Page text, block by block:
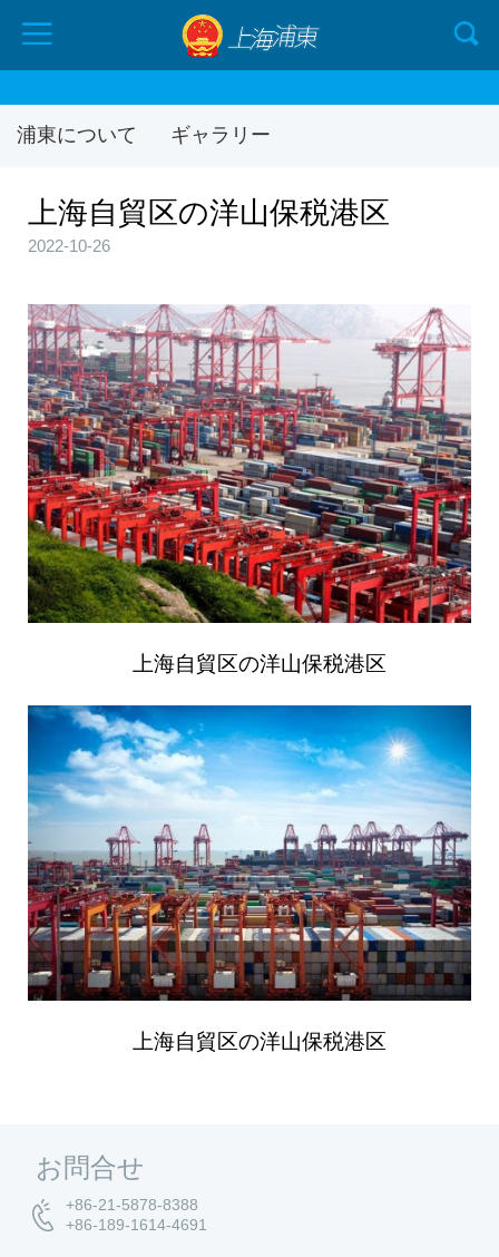
浦東について ギャラリー
上海自貿区の洋山保税港区
2022-10-26
上海自貿区の洋山保税港区
上海自貿区の洋山保税港区
お問合せ
+86-21-5878-8388
+86-189-1614-4691